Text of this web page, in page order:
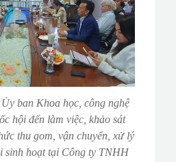
ban Khoa học, công nghệ
hội đến làm việc, khảo sát
thu gom, vận chuyển, xử lý
sinh hoạt tại Công ty TNHH